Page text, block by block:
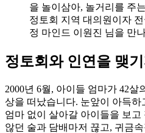
을 놀이삼아, 놀거리를 주
정토회 지역 대의원이자
정 마인드 이원진 님을 만
정토회와 인연을 맺기
2000년 6월, 아이들 엄마가 42살
상을 떠났습니다. 눈앞이 아득
엄마 없이 살아갈 아이들을 보고
않던 술과 담배마저 끊고, 귀금